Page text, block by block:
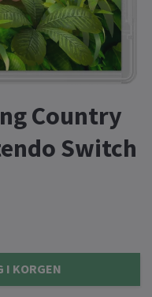
Country
Switch
I KORGEN